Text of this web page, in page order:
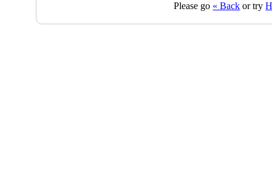
Please go « Back or try